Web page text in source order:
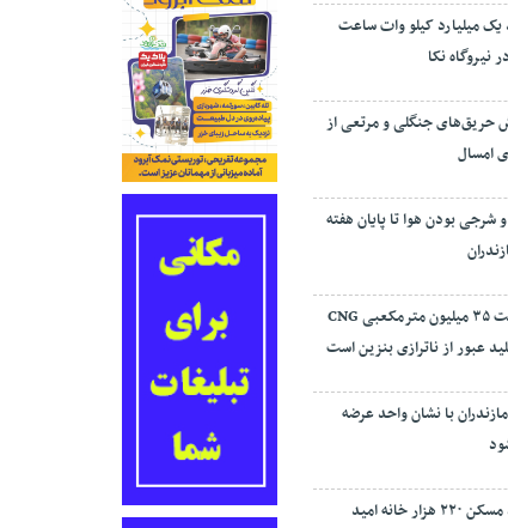
یک میلیارد کیلو وات ساعت
نیروگاه نکا
حریق‌های جنگلی و مرتعی از
امسال
شرجی بودن هوا تا پایان هفته
ظرفیت ۳۵ میلیون مترمکعبی CNG
عبور از ناترازی بنزین است
با نشان واحد عرضه
بنیاد مسکن ۲۲۰ هزار خانه امید